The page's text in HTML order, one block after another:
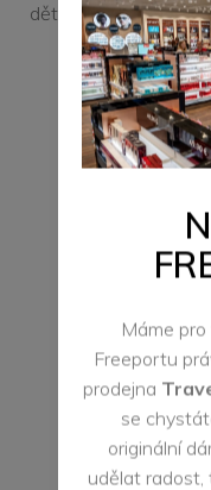
Máme
Freeportu
prodejna
se
originální
udělat radost,
děti a užijte si skvělé